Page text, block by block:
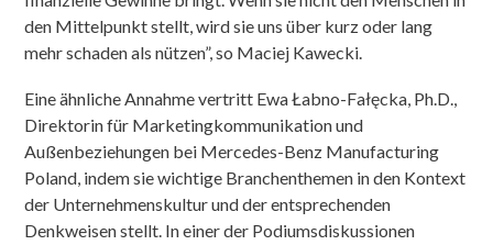
den Mittelpunkt stellt, wird sie uns über kurz oder lang
mehr schaden als nützen”, so Maciej Kawecki.
Eine ähnliche Annahme vertritt Ewa Łabno-Fałęcka, Ph.D.,
Direktorin für Marketingkommunikation und
Außenbeziehungen bei Mercedes-Benz Manufacturing
Poland, indem sie wichtige Branchenthemen in den Kontext
der Unternehmenskultur und der entsprechenden
Denkweisen stellt. In einer der Podiumsdiskussionen